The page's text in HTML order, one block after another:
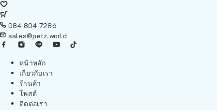
084 804 7286
sales@petz.world
หน้าหลัก
เกี่ยวกับเรา
ร้านค้า
โพสต์
ติดต่อเรา